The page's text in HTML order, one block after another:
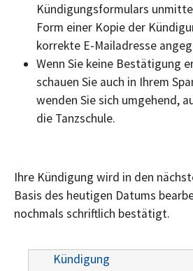
Kündigungsformulars
Form einer Kopie der
korrekte E-Mailadresse
Wenn Sie keine Bestätigung
schauen Sie auch in Ihrem
wenden Sie sich umgehend,
die Tanzschule.
Ihre Kündigung wird in den
Basis des heutigen Datums
nochmals schriftlich bestätigt.
Kündigung